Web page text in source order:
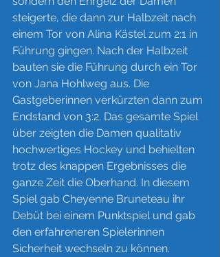
steigerte, die dann zur Halbzeit nach
einem Tor von Alina Kästel zum 2:1 in
Führung gingen. Nach der Halbzeit
bauten sie die Führung durch ein Tor
von Jana Hohlweg aus. Die
Gastgeberinnen verkürzten dann zum
Endstand von 3:2. Das gesamte Spiel
über zeigten die Damen qualitativ
hochwertiges Hockey und behielten
trotz des knappen Ergebnisses die
ganze Zeit die Oberhand. In diesem
Spiel gab Cheyenne Bruneteau ihr
Debüt bei einem Punktspiel und gab
den erfahreneren Spielerinnen
Sicherheit wechseln zu können.